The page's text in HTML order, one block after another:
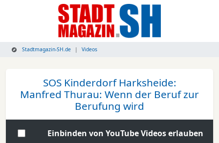
Stadtmagazin-SH.de Videos
SOS Kinderdorf Harksheide:
Manfred Thurau: Wenn der Beruf zur
Berufung wird
Einbinden von YouTube Videos erlauben